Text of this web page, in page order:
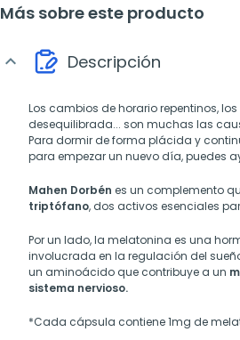
Más sobre este producto
expand_more Descripción
Los cambios de horario repentinos,
desequilibrada... son muchas las
Para dormir de forma plácida y
para empezar un nuevo día, puedes
Mahen Dorbén es un complemento
triptófano, dos activos esenciales
Por un lado, la melatonina es una
involucrada en la regulación del
un aminoácido que contribuye a un
sistema nervioso.
*Cada cápsula contiene 1mg de